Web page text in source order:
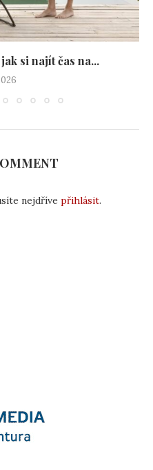
si najít čas na...
nejdříve přihlásit.